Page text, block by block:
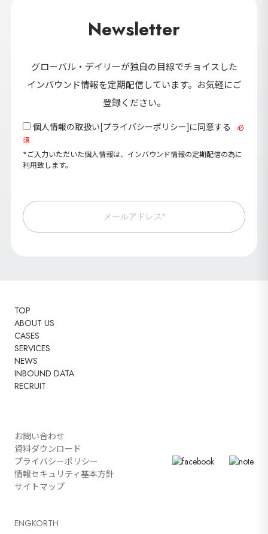
Newsletter
グローバル・デイリーが独自の目線でチョイスした
インバウンド情報を定期配信しています。お気軽にご
登録ください。
個人情報の取扱い[プライバシーポリシー]に同意する
必
須
*ご入力いただいた個人情報は、インバウンド情報の定期配信の為に
利用致します。
メールアドレス*
TOP
ABOUT US
CASES
SERVICES
NEWS
INBOUND DATA
RECRUIT
お問い合わせ
資料ダウンロード
プライバシーポリシー
情報セキュリティ基本方針
サイトマップ
ENGKORTH